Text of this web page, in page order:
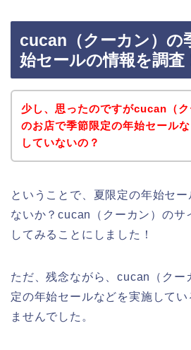
cucan（クーカン）の
始セールの情報を調査
少し、思ったのですがcucan（ク
のお店で季節限定の年始セール
していないの？
ということで、夏限定の年始セ
ないか？cucan（クーカン）のサ
してみることにしました！
ただ、残念ながら、cucan（クー
定の年始セールなどを実施してい
ませんでした。